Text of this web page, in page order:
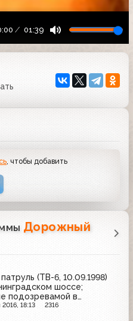
01:39
, чтобы добавить
Дорожный
(ТВ-6, 10.09.1998)
шоссе;
подозревамой в
в ограблениях; задержание
18:13 2316